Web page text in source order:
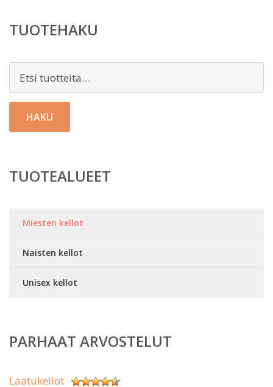
TUOTEHAKU
HAKU
TUOTEALUEET
Miesten kellot
Naisten kellot
Unisex kellot
PARHAAT ARVOSTELUT
Laatukellot